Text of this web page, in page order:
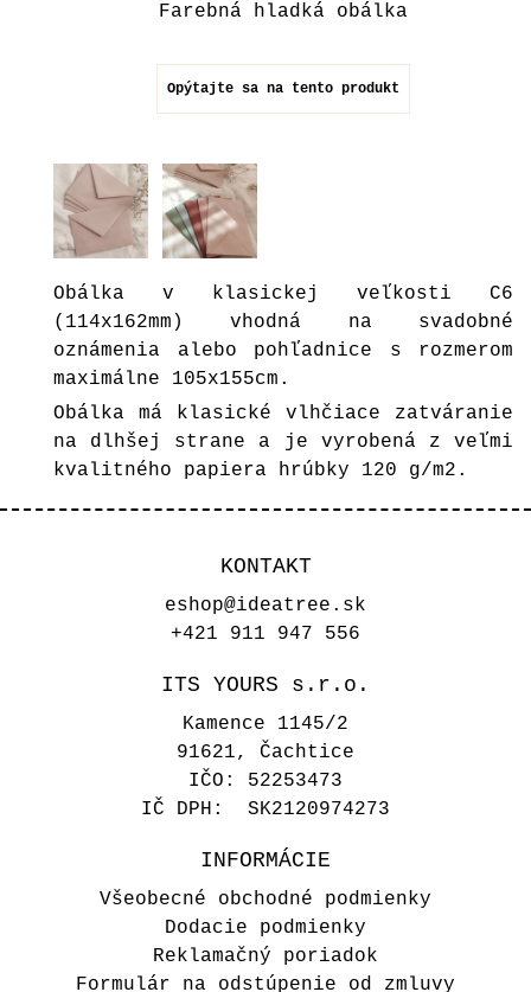
Farebná hladká obálka
Opýtajte sa na tento produkt
Obálka v klasickej veľkosti C6
(114x162mm) vhodná na svadobné
oznámenia alebo pohľadnice s rozmerom
maximálne 105x155cm.
Obálka má klasické vlhčiace zatváranie
na dlhšej strane a je vyrobená z veľmi
kvalitného papiera hrúbky 120 g/m2.
KONTAKT
eshop@ideatree.sk
+421 911 947 556
ITS YOURS s.r.o.
Kamence 1145/2
91621, Čachtice
IČO: 52253473
IČ DPH: SK2120974273
INFORMÁCIE
Všeobecné obchodné podmienky
Dodacie podmienky
Reklamačný poriadok
Formulár na odstúpenie od zmluvy